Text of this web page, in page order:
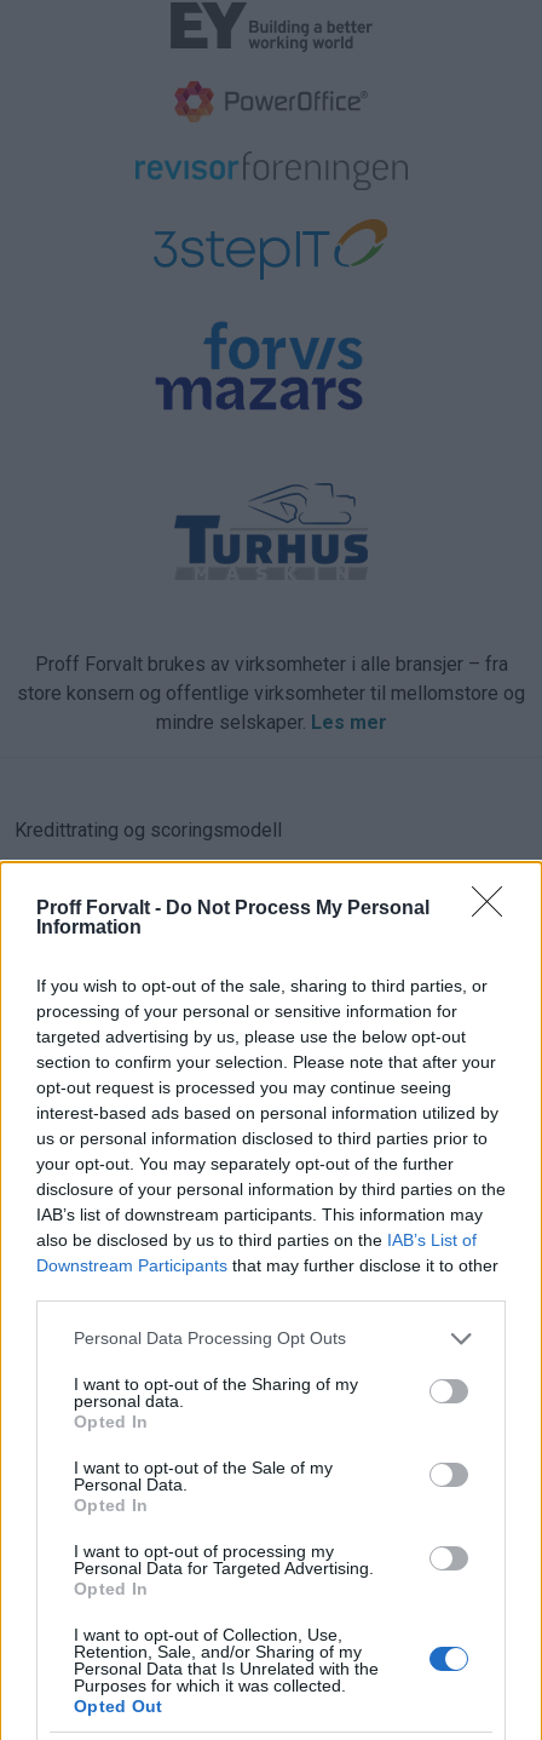
Proff Forvalt - Do Not Process My Personal
Information
If you wish to opt-out of the sale, sharing to third parties, or
processing of your personal or sensitive information for
targeted advertising by us, please use the below opt-out
section to confirm your selection. Please note that after your
opt-out request is processed you may continue seeing
interest-based ads based on personal information utilized by
us or personal information disclosed to third parties prior to
your opt-out. You may separately opt-out of the further
disclosure of your personal information by third parties on the
IAB’s list of downstream participants. This information may
also be disclosed by us to third parties on the IAB’s List of
Downstream Participants that may further disclose it to other
Please note that this website/app uses one or more Google
not limited to your visit or usage behaviour. You may click to
grant or deny consent to Google and its third-party tags to
use your data for below specified purposes in below Google
consent section.
Personal Data Processing Opt Outs
I want to opt-out of the Sharing of my
personal data.
Opted In
I want to opt-out of the Sale of my
Personal Data.
Opted In
I want to opt-out of processing my
Personal Data for Targeted Advertising.
Opted In
I want to opt-out of Collection, Use,
Retention, Sale, and/or Sharing of my
Personal Data that Is Unrelated with the
Purposes for which it was collected.
Opted Out
Proff Forvalt brukes av virksomheter i alle bransjer – fra
store konsern og offentlige virksomheter til mellomstore og
mindre selskaper. Les mer
Kredittrating og scoringsmodell
Kredittrating med dokumentert
presisjon i toppklassen
Med Proff Premium rating får du tilgang til en av markedets
mest presise og veldokumenterte modeller for vurdering av
konkursrisiko, økonomisk soliditet og anbefalt
kreditteksponering. Løsningen gir kontinuerlig kontroll over
risiko i kundemasse, leverandørledd og samarbeidspartnere.
Direkte tilgang til bedrifters rating, score og
kredittramme
Automatisk overvåkning og varsling ved vesentlige
endringer i kredittstatus
Løpende innsikt i økonomiske bevegelser som påvirker
Dette gjør det mulig å avdekke økt risiko tidlig – før
Saker i domstolene – Færre
overraskelser, bedre kontroll